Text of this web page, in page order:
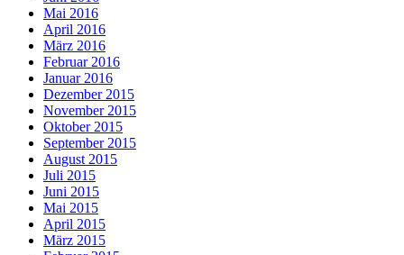
Mai 2016
April 2016
März 2016
Februar 2016
Januar 2016
Dezember 2015
November 2015
Oktober 2015
September 2015
August 2015
Juli 2015
Juni 2015
Mai 2015
April 2015
März 2015